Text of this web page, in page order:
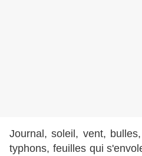
Journal, soleil, vent,
typhons, feuilles qui